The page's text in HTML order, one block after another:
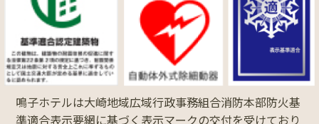
鳴子ホテルは大崎地域広域行政事務組合消防本部防火基
準適合表示要網に基づく表示マークの交付を受けており